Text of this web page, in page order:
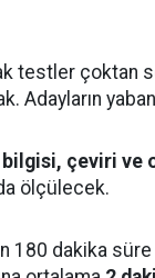
testler çoktan
Adayların
çeviri ve
ölçülecek.
180 dakika